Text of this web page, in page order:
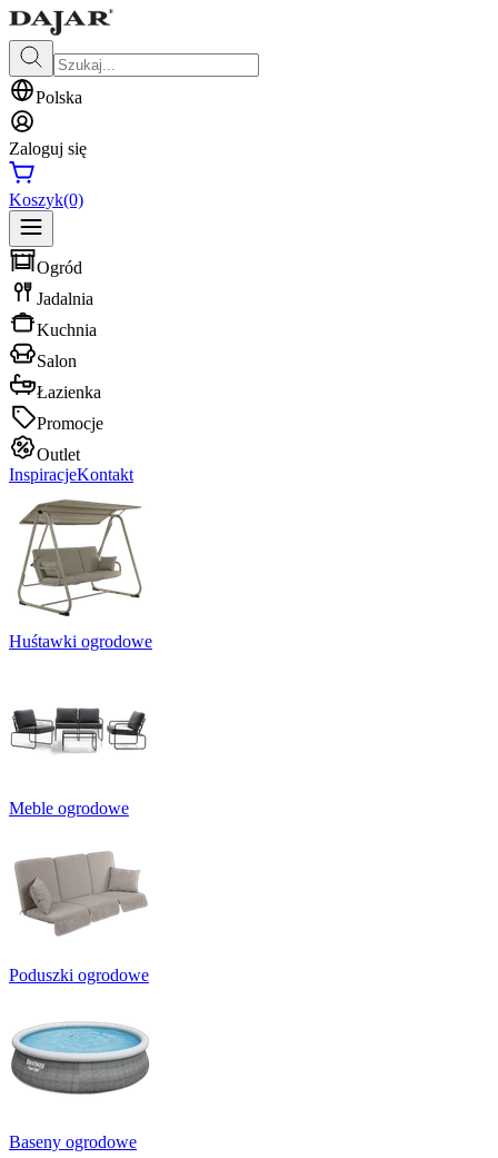
Polska
Zaloguj się
Koszyk(0)
Ogród
Jadalnia
Kuchnia
Salon
Łazienka
Promocje
Outlet
InspiracjeKontakt
Huśtawki ogrodowe
Meble ogrodowe
Poduszki ogrodowe
Baseny ogrodowe